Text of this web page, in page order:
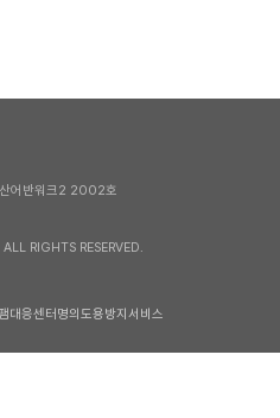
어반워크2 2002호
RIGHTS RESERVED.
대응센터명의도용방지서비스